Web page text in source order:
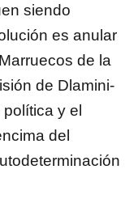
siendo
es anular
de la
de Dlamini-
y el
del